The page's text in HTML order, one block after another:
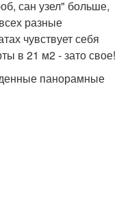
сан узел" больше,
разные
чувствует себя
в 21 м2 - зато свое!
панорамные